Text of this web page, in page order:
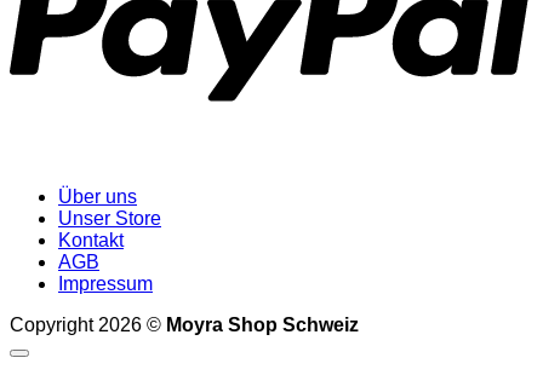
Über uns
Unser Store
Kontakt
AGB
Impressum
Copyright 2026 © Moyra Shop Schweiz